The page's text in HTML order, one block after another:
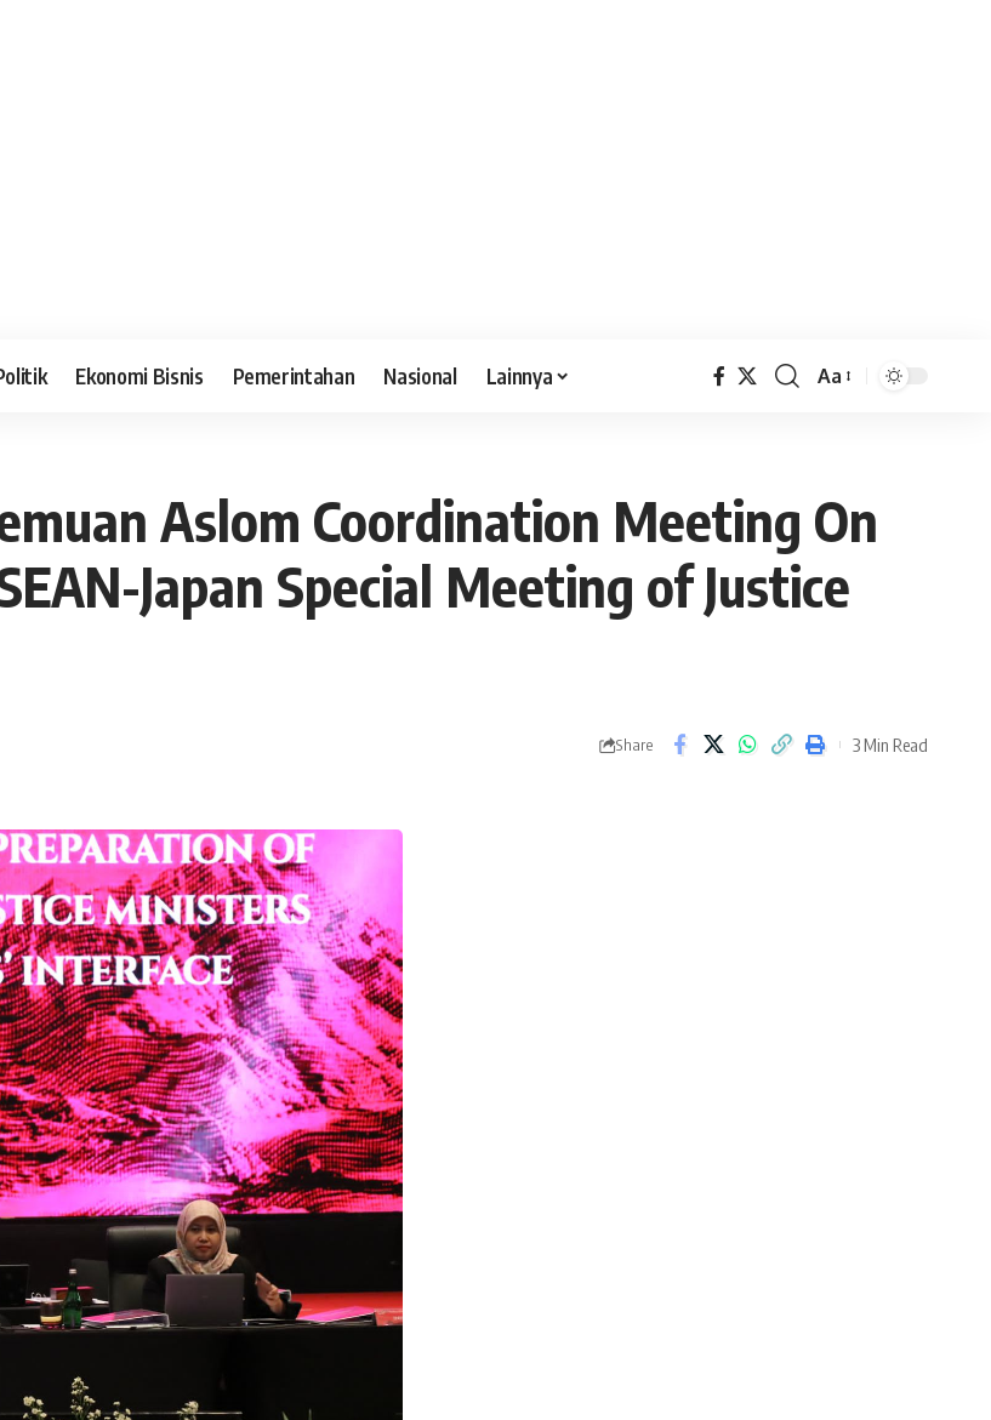
Ekonomi Bisnis Pemerintahan Nasional Lainnya Aa
Aslom Coordination Meeting On
Japan Special Meeting of Justice
Share 3 Min Read